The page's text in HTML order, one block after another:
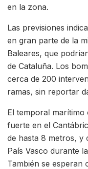
en la zona.
Las previsiones
en gran parte de la
Baleares, que
de Cataluña. Los
cerca de 200
ramas, sin reportar
El temporal marítimo
fuerte en el
de hasta 8 metros, y
País Vasco durante
También se esperan